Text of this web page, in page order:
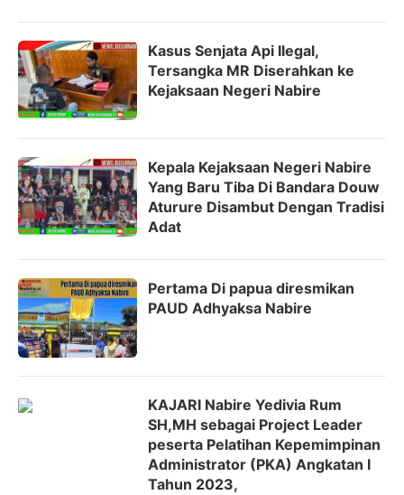
Kasus Senjata Api Ilegal,
Tersangka MR Diserahkan ke
Kejaksaan Negeri Nabire
Kepala Kejaksaan Negeri Nabire
Yang Baru Tiba Di Bandara Douw
Aturure Disambut Dengan Tradisi
Adat
Pertama Di papua diresmikan
PAUD Adhyaksa Nabire
KAJARI Nabire Yedivia Rum
SH,MH sebagai Project Leader
peserta Pelatihan Kepemimpinan
Administrator (PKA) Angkatan I
Tahun 2023,